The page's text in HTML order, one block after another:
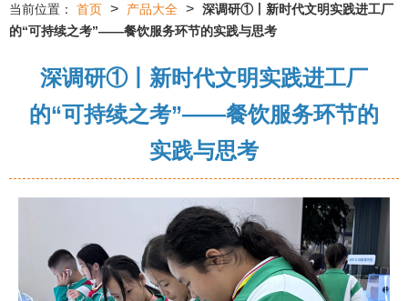
当前位置： 首页 > 产品大全 > 深调研①丨新时代文明实践进工厂
的“可持续之考”——餐饮服务环节的实践与思考
深调研①丨新时代文明实践进工厂
的“可持续之考”——餐饮服务环节的
实践与思考